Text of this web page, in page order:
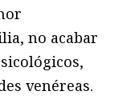
no acabar
venéreas.